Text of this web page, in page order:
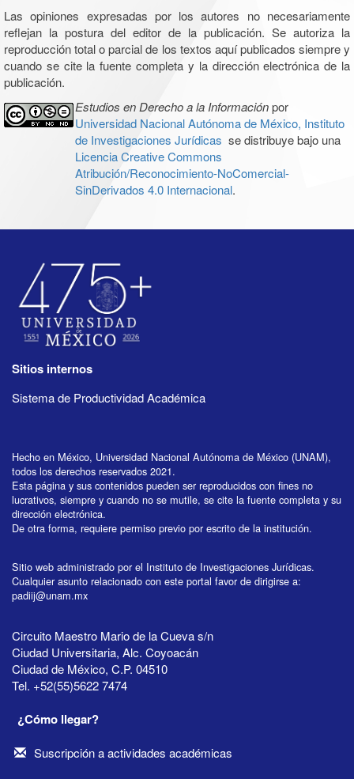
Las opiniones expresadas por los autores no necesariamente
reflejan la postura del editor de la publicación. Se autoriza la
reproducción total o parcial de los textos aquí publicados siempre y
cuando se cite la fuente completa y la dirección electrónica de la
publicación.
Estudios en Derecho a la Informaciónpor
Universidad Nacional Autónoma de México, Instituto
de Investigaciones Jurídicas se distribuye bajo una
Licencia Creative Commons
Atribución/Reconocimiento-NoComercial-
SinDerivados 4.0 Internacional.
Sitios internos
Sistema de Productividad Académica
Hecho en México, Universidad Nacional Autónoma de México (UNAM),
todos los derechos reservados 2021.
Esta página y sus contenidos pueden ser reproducidos con fines no
lucrativos, siempre y cuando no se mutile, se cite la fuente completa y su
dirección electrónica.
De otra forma, requiere permiso previo por escrito de la institución.
Sitio web administrado por el Instituto de Investigaciones Jurídicas.
Cualquier asunto relacionado con este portal favor de dirigirse a:
padiij@unam.mx
Circuito Maestro Mario de la Cueva s/n
Ciudad Universitaria, Alc. Coyoacán
Ciudad de México, C.P. 04510
Tel. +52(55)5622 7474
¿Cómo llegar?
Suscripción a actividades académicas